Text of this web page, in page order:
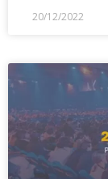
20/12/2022